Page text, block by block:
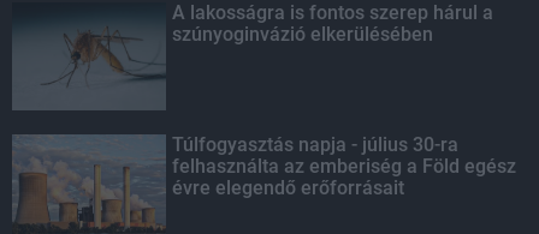
A lakosságra is fontos szerep hárul a
szúnyoginvázió elkerülésében
Túlfogyasztás napja - július 30-ra
felhasználta az emberiség a Föld egész
évre elegendő erőforrásait